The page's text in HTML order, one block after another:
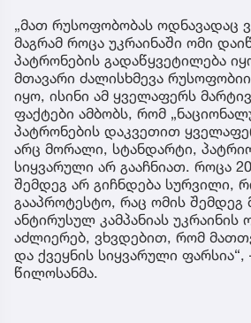
„მათ რუსოფობობას ოდნავადაც
მაგრამ როცა უკრაინაში ომი
პატრონების გადაწყვეტილება
მთავარი ძალისხმევა
იყო, ისინი ამ ყველაფერს
ფაქტები ამბობს, რომ
პატრონების დაკვეთით
არც მორალი, სტანდარტი,
სიყვარული არ გააჩნიათ. როცა
შემდეგ არ გიჩნდება სურვილი,
გააპროტესტო, რაც ომის შემდეგ
ანტირუსულ კამპანიას უკრაინის
აძლიერებ, ვხვდებით, რომ
და ქვეყნის სიყვარული ფარსია“,
წილოსანმა.